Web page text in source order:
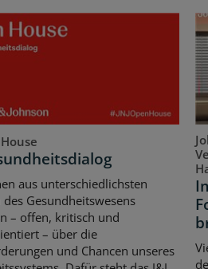
aus unterschiedlichsten
des Gesundheitswesens
– offen, kritisch und
– über die
und Chancen unseres